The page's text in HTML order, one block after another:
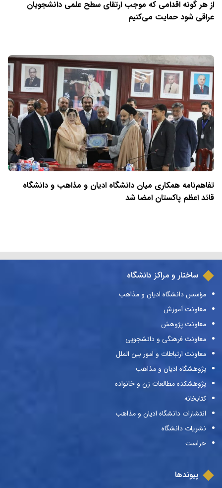
از هر گونه اقدامی که موجب ارتقای سطح علمی دانشجویان
عراقی شود حمایت می‌کنیم
تفاهم‌نامه همکاری میان دانشگاه ادیان و مذاهب و دانشگاه
قائد اعظم پاکستان امضا شد
ساختار و مراکز دانشگاه
مؤسس دانشگاه ادیان و مذاهب
معاونت آموزش
معاونت پژوهش
معاونت فرهنگی و دانشجویی
معاونت ارتباطات و امور بین الملل
پژوهشگاه ادیان و مذاهب
پژوهشکده مطالعات زن و خانواده
کتابخانه
انتشارات دانشگاه ادیان و مذاهب
نشریات دانشگاه
حراست
پیوندها